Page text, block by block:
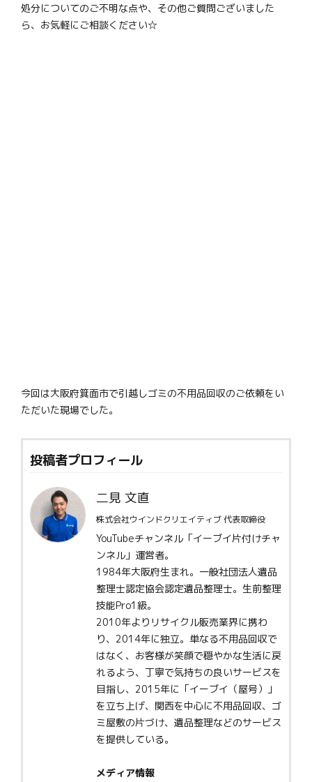
処分についてのご不明な点や、その他ご質問ございました
ら、お気軽にご相談ください☆
今回は大阪府箕面市で引越しゴミの不用品回収のご依頼をい
ただいた現場でした。
投稿者プロフィール
二見 文直
株式会社ウインドクリエイティブ 代表取締役
YouTubeチャンネル「イーブイ片付けチャ
ンネル」運営者。
1984年大阪府生まれ。一般社団法人遺品
整理士認定協会認定遺品整理士。生前整理
技能Pro1級。
2010年よりリサイクル販売業界に携わ
り、2014年に独立。単なる不用品回収で
はなく、お客様が笑顔で穏やかな生活に戻
れるよう、丁寧で気持ちの良いサービスを
目指し、2015年に「イーブイ（屋号）」
を立ち上げ、関西を中心に不用品回収、ゴ
ミ屋敷の片づけ、遺品整理などのサービス
を提供している。
メディア情報